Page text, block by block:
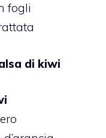
fogli
di kiwi